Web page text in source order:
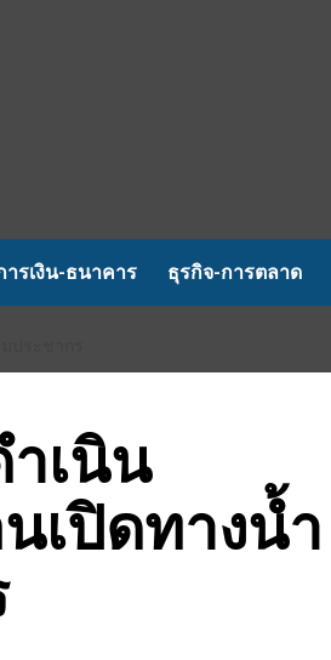
ารเงิน-ธนาคาร ธุรกิจ-การตลาด
เนิน
เปิดทางน้ำ